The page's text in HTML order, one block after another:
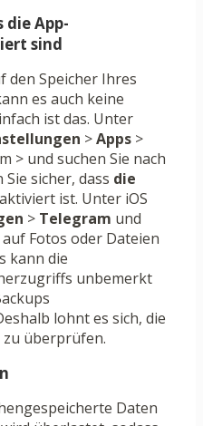
die App-
sind
den Speicher Ihres
es auch keine
ist das. Unter
>Apps >
> und suchen Sie nach
Sie sicher, dass die
aktiviert ist. Unter iOS
> Telegram und
Fotos oder Dateien
kann die
unbemerkt
lohnt es sich, die
überprüfen.
Daten